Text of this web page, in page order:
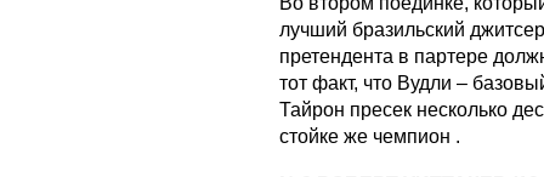
лучший бразильский
претендента в партере
тот факт, что Вудли –
Тайрон пресек несколько
стойке же чемпион .